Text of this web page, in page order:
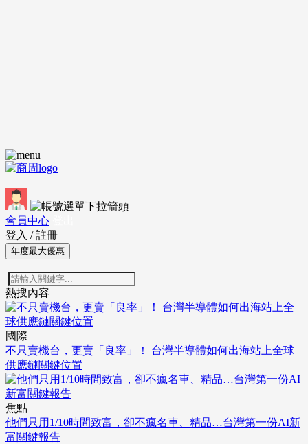
會員中心
登入 / 註冊
年度最大優惠
熱搜內容
國際
不只賣機台，更賣「良率」！ 台灣半導體如何出海站上全球
供應鏈關鍵位置
焦點
他們只用1/10時間致富，卻不瘋名車、精品…台灣第一份AI新
富關鍵報告